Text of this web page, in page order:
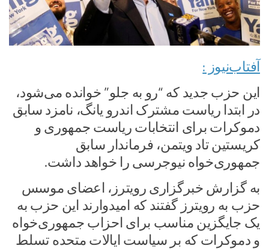
آفتاب‌‌نیوز :
این حزب جدید که “رو به جلو” خوانده می‌شود،
در ابتدا ریاست مشترک اندرو یانگ، نامزد سابق
دموکرات برای انتخابات ریاست جمهوری و
کریستین تاد ویتمن، فرماندار سابق
جمهوری‌خواه نیوجرسی را خواهد داشت.
به گزارش خبرگزاری رویترز، اعضای موسس
حزب به رویترز گفتند که امیدوارند این حزب به
یک جایگزین مناسب برای احزاب جمهوری‌خواه
و دموکرات که بر سیاست ایالات متحده تسلط